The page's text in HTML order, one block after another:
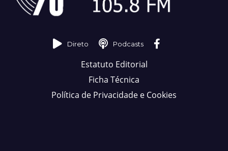
Direto Podcasts
Estatuto Editorial
Ficha Técnica
Política de Privacidade e Cookies